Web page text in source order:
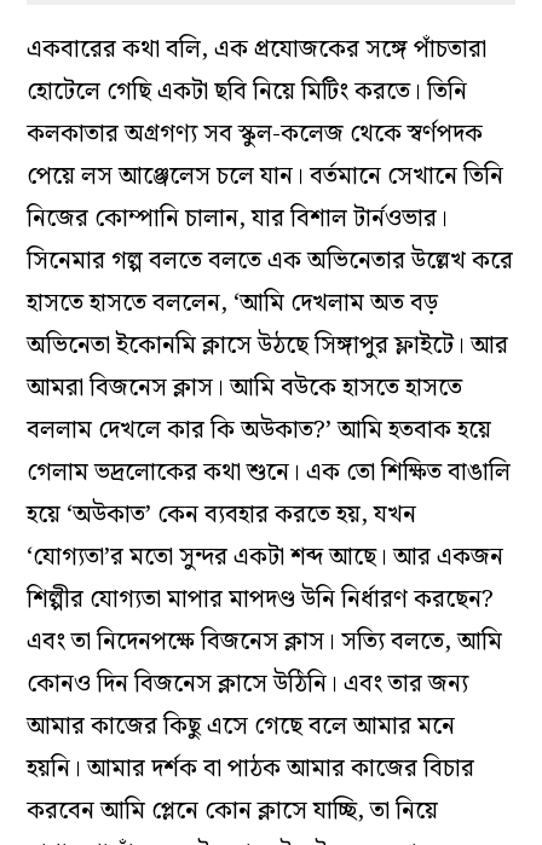
একবারের কথা বলি, এক প্রযোজকের সঙ্গে পাঁচতারা
হোটেলে গেছি একটা ছবি নিয়ে মিটিং করতে। তিনি
কলকাতার অগ্রগণ্য সব স্কুল-কলেজ থেকে স্বর্ণপদক
পেয়ে লস আঞ্জেলেস চলে যান। বর্তমানে সেখানে তিনি
নিজের কোম্পানি চালান, যার বিশাল টার্নওভার।
সিনেমার গল্প বলতে বলতে এক অভিনেতার উল্লেখ করে
হাসতে হাসতে বললেন, ‘আমি দেখলাম অত বড়
অভিনেতা ইকোনমি ক্লাসে উঠছে সিঙ্গাপুর ফ্লাইটে। আর
আমরা বিজনেস ক্লাস। আমি বউকে হাসতে হাসতে
বললাম দেখলে কার কি অউকাত?’ আমি হতবাক হয়ে
গেলাম ভদ্রলোকের কথা শুনে। এক তো শিক্ষিত বাঙালি
হয়ে ‘অউকাত’ কেন ব্যবহার করতে হয়, যখন
‘যোগ্যতা’র মতো সুন্দর একটা শব্দ আছে। আর একজন
শিল্পীর যোগ্যতা মাপার মাপদণ্ড উনি নির্ধারণ করছেন?
এবং তা নিদেনপক্ষে বিজনেস ক্লাস। সত্যি বলতে, আমি
কোনও দিন বিজনেস ক্লাসে উঠিনি। এবং তার জন্য
আমার কাজের কিছু এসে গেছে বলে আমার মনে
হয়নি। আমার দর্শক বা পাঠক আমার কাজের বিচার
করবেন আমি প্লেনে কোন ক্লাসে যাচ্ছি, তা নিয়ে